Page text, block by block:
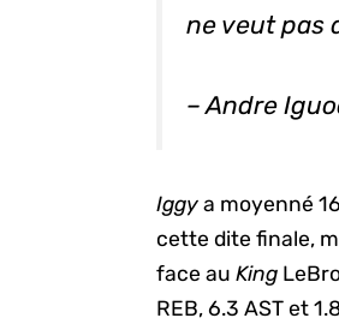
ne veut pas
– Andre
Iggy a moyenné
cette dite finale,
face auKing
REB, 6.3 AST et